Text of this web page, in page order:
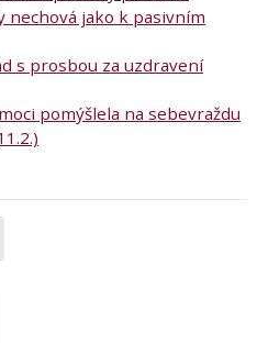
nechová jako k pasivním
s prosbou za uzdravení
pomýšlela na sebevraždu